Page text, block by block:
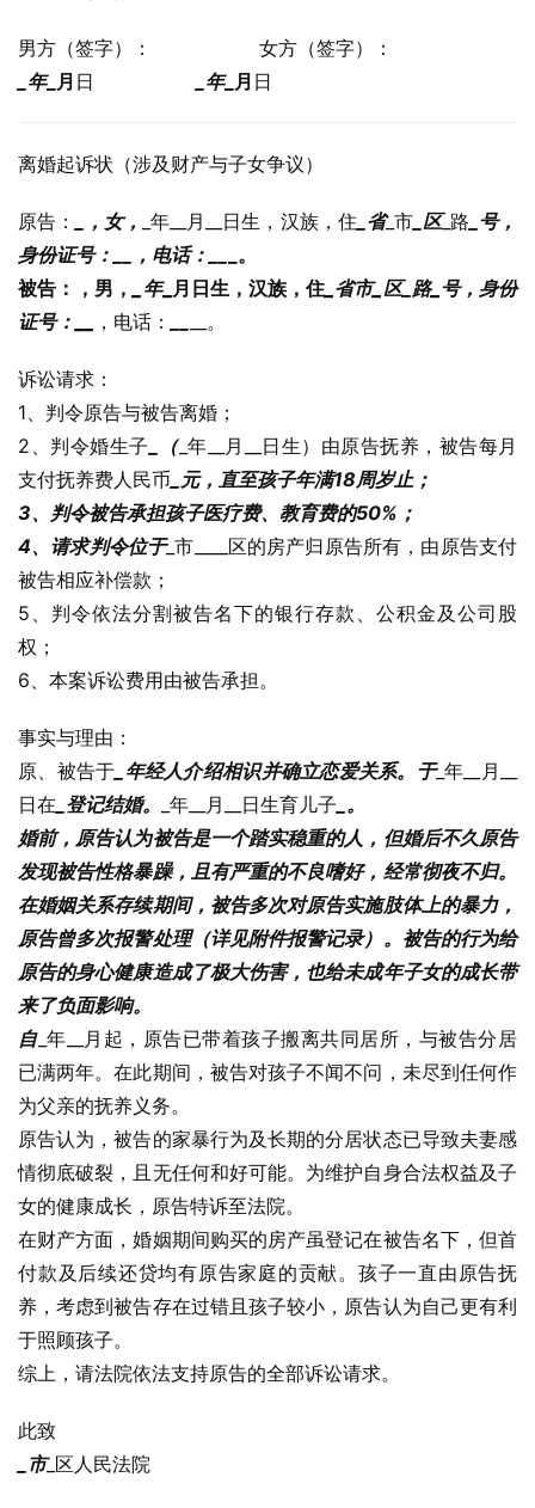
男方（签字）：                  女方（签字）：
_年_月 日 _年_月 日
离婚起诉状（涉及财产与子女争议）
原告： _，女， _年__月__日生，汉族，住 _省_市_区_路 _号，
身份证号：
，电话：
_。
被告：
，男， _年_月 日生，汉族，住 _省市_区_路_号，身份
证号：
，电话： __。
诉讼请求：
1、判令原告与被告离婚；
2、判令婚生子 _（_年__月__日生）由原告抚养，被告每月
支付抚养费人民币 _元，直至孩子年满18周岁止；
3、判令被告承担孩子医疗费、教育费的50%；
4、请求判令位于_市____区的房产归原告所有，由原告支付
被告相应补偿款；
5、判令依法分割被告名下的银行存款、公积金及公司股
权；
6、本案诉讼费用由被告承担。
事实与理由：
原、被告于 _年经人介绍相识并确立恋爱关系。于_年__月__
日在 _登记结婚。 _年__月__日生育儿子 _。
婚前，原告认为被告是一个踏实稳重的人，但婚后不久原告
发现被告性格暴躁，且有严重的不良嗜好，经常彻夜不归。
在婚姻关系存续期间，被告多次对原告实施肢体上的暴力，
原告曾多次报警处理（详见附件报警记录）。被告的行为给
原告的身心健康造成了极大伤害，也给未成年子女的成长带
来了负面影响。
自_年__月起，原告已带着孩子搬离共同居所，与被告分居
已满两年。在此期间，被告对孩子不闻不问，未尽到任何作
为父亲的抚养义务。
原告认为，被告的家暴行为及长期的分居状态已导致夫妻感
情彻底破裂，且无任何和好可能。为维护自身合法权益及子
女的健康成长，原告特诉至法院。
在财产方面，婚姻期间购买的房产虽登记在被告名下，但首
付款及后续还贷均有原告家庭的贡献。孩子一直由原告抚
养，考虑到被告存在过错且孩子较小，原告认为自己更有利
于照顾孩子。
综上，请法院依法支持原告的全部诉讼请求。
此致
_市_区人民法院